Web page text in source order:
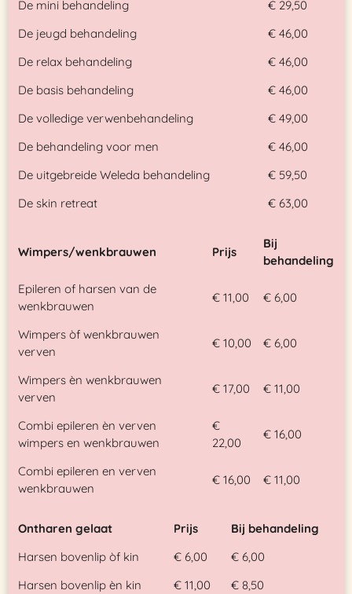
De mini behandeling
€ 29,50
De jeugd behandeling
€ 46,00
De relax behandeling
€ 46,00
De basis behandeling
€ 46,00
De volledige verwenbehandeling
€ 49,00
De behandeling voor men
€ 46,00
De uitgebreide Weleda behandeling
€ 59,50
De skin retreat
€ 63,00
Wimpers/wenkbrauwen Prijs
Bij
behandeling
Epileren of harsen van de
wenkbrauwen
€ 11,00 € 6,00
Wimpers òf wenkbrauwen
verven
€ 10,00 € 6,00
Wimpers èn wenkbrauwen
verven
€ 17,00 € 11,00
Combi epileren èn verven
wimpers en wenkbrauwen
€
22,00
€ 16,00
Combi epileren en verven
wenkbrauwen
€ 16,00 € 11,00
Ontharen gelaat Prijs
Bij behandeling
Harsen bovenlip òf kin
€ 6,00
€ 6,00
Harsen bovenlip èn kin
€ 11,00
€ 8,50